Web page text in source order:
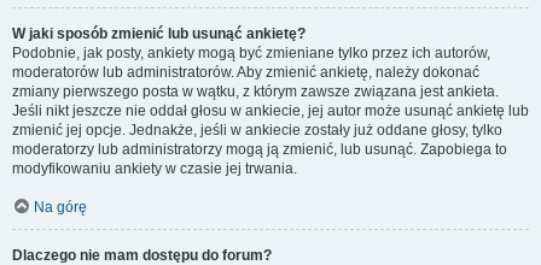
W jaki sposób zmienić lub usunąć ankietę?
Podobnie, jak posty, ankiety mogą być zmieniane tylko przez ich autorów,
moderatorów lub administratorów. Aby zmienić ankietę, należy dokonać
zmiany pierwszego posta w wątku, z którym zawsze związana jest ankieta.
Jeśli nikt jeszcze nie oddał głosu w ankiecie, jej autor może usunąć ankietę lub
zmienić jej opcje. Jednakże, jeśli w ankiecie zostały już oddane głosy, tylko
moderatorzy lub administratorzy mogą ją zmienić, lub usunąć. Zapobiega to
modyfikowaniu ankiety w czasie jej trwania.
Na górę
Dlaczego nie mam dostępu do forum?